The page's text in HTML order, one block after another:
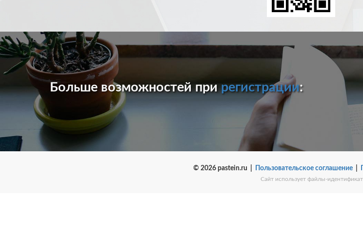
Больше возможностей прирегистрации:
© 2026 pastein.ru | Пользовательское соглашение|
Сайт использует файлы-